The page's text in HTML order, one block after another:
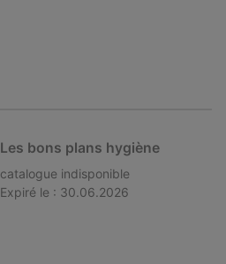
Les bons plans hygiène
catalogue indisponible
Expiré le : 30.06.2026